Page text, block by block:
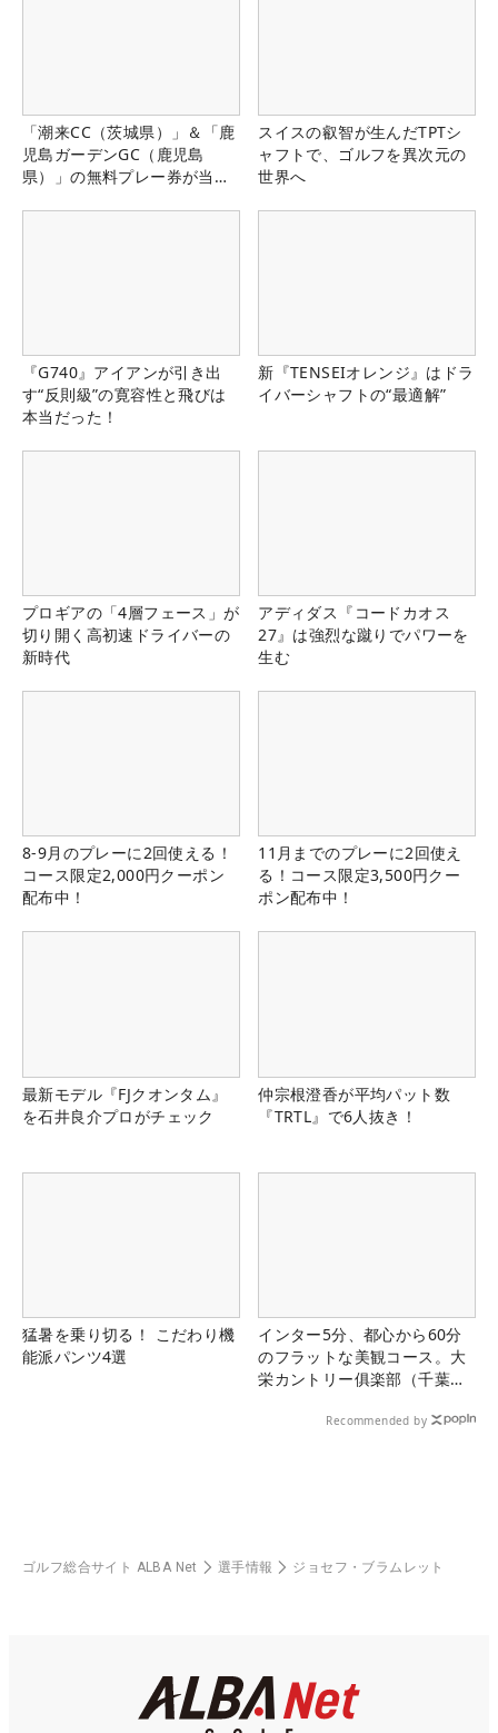
「潮来CC（茨城県）」＆「鹿
児島ガーデンGC（鹿児島
県）」の無料プレー券が当た
スイスの叡智が生んだTPTシ
ャフトで、ゴルフを異次元の
世界へ
『G740』アイアンが引き出
す“反則級”の寛容性と飛びは
本当だった！
新『TENSEIオレンジ』はドラ
イバーシャフトの“最適解”
プロギアの「4層フェース」が
切り開く高初速ドライバーの
新時代
アディダス『コードカオス
27』は強烈な蹴りでパワーを
生む
8-9月のプレーに2回使える！
コース限定2,000円クーポン
配布中！
11月までのプレーに2回使え
る！コース限定3,500円クー
ポン配布中！
最新モデル『FJクオンタム』
を石井良介プロがチェック
仲宗根澄香が平均パット数
『TRTL』で6人抜き！
猛暑を乗り切る！ こだわり機
能派パンツ4選
インター5分、都心から60分
のフラットな美観コース。大
栄カントリー俱楽部（千葉
Recommended by
ゴルフ総合サイト ALBA Net 選手情報 ジョセフ・ブラムレット